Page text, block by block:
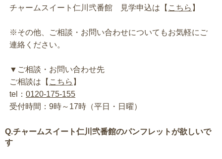
チャームスイート仁川弐番館 見学申込は【 こちら 】
※その他、ご相談・お問い合わせについてもお気軽にご
連絡ください。
▼ご相談・お問い合わせ先
ご相談は【 こちら 】
tel： 0120-175-155
受付時間：9時～17時（平日・日曜）
Q.チャームスイート仁川弐番館のパンフレットが欲しいで
す